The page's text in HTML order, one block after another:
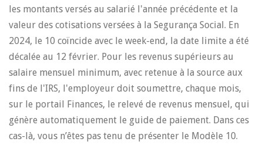
les montants versés au salarié l'année précédente et la
valeur des cotisations versées à la Segurança Social. En
2024, le 10 coïncide avec le week-end, la date limite a été
décalée au 12 février. Pour les revenus supérieurs au
salaire mensuel minimum, avec retenue à la source aux
fins de l'IRS, l'employeur doit soumettre, chaque mois,
sur le portail Finances, le relevé de revenus mensuel, qui
génère automatiquement le guide de paiement. Dans ces
cas-là, vous n’êtes pas tenu de présenter le Modèle 10.